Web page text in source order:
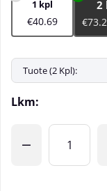
1 kpl
€40.69
2
Lkm: